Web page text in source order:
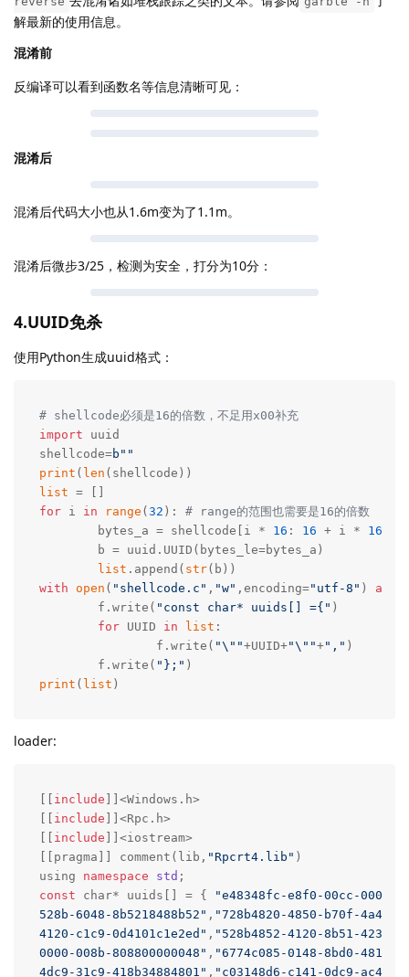
等大量信息打包进二进制文件，这部分信息无法被 strip，所以考虑
通过混淆代码的方式提高逆向难度，增加免杀的概率。
Github有一个开源的Golang代码混淆项目：
https://github.com/burrowers/garble
安装：
go install mvdan.cc/garble@latest